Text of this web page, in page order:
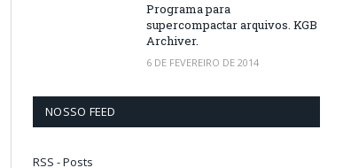
Programa para
supercompactar arquivos. KGB
Archiver.
6 DE FEVEREIRO DE 2014
NOSSO FEED
RSS - Posts